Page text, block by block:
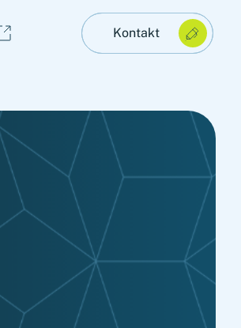
Kontakt